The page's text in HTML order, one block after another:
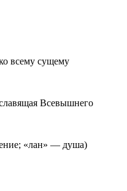
всему сущему
Всевышнего
«лан» — душа)